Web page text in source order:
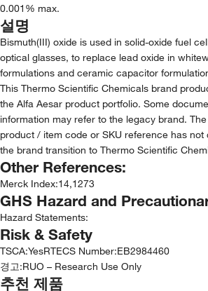
0.001% max.
설명
Bismuth(III) oxide is used in solid-oxide fuel
optical glasses, to replace lead oxide in
formulations and ceramic capacitor
This Thermo Scientific Chemicals brand
the Alfa Aesar product portfolio. Some
information may refer to the legacy brand.
product / item code or SKU reference has not
the brand transition to Thermo Scientific
Other References:
Merck Index:14,1273
GHS Hazard and
Hazard Statements:
Risk & Safety
TSCA:YesRTECS Number:EB2984460
경고:RUO – Research Use Only
추천 제품